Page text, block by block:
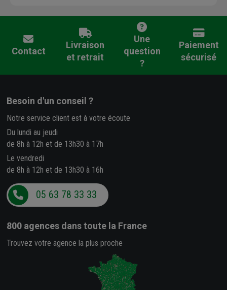
Contact
Livraison
et retrait
Une
question
?
Paiement
sécurisé
Besoin d'un conseil ?
Notre service client est à votre écoute
Du lundi au jeudi
de 8h à 12h et de 13h30 à 17h
Le vendredi
de 8h à 12h et de 13h30 à 16h
05 63 78 33 33
800 agences dans toute la France
Trouvez votre agence la plus proche